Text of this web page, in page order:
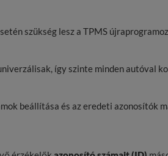
szükség lesz a TPMS
így szinte minden autóval
beállítása és az eredeti azonosítók